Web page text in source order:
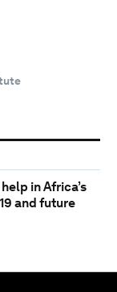
in Africa’s
and future